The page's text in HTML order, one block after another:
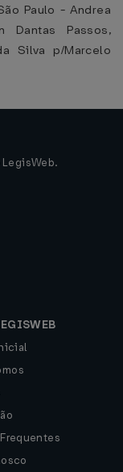
Paulo - Andrea
Dantas Passos,
Silva p/Marcelo